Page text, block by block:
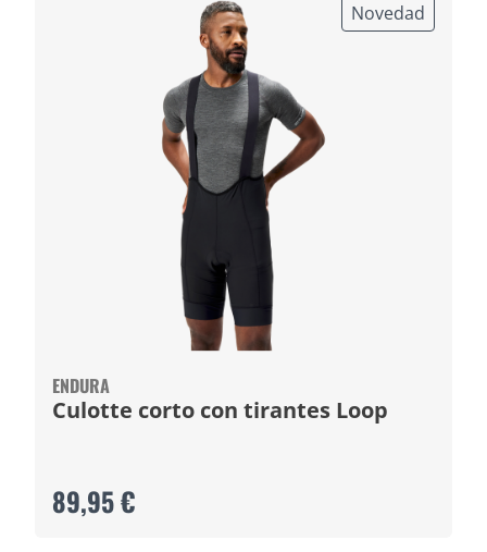
Novedad
ENDURA
Culotte corto con tirantes Loop
89,95 €